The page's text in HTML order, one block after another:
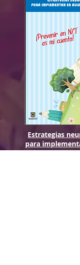
Estrategias
para
ciclo